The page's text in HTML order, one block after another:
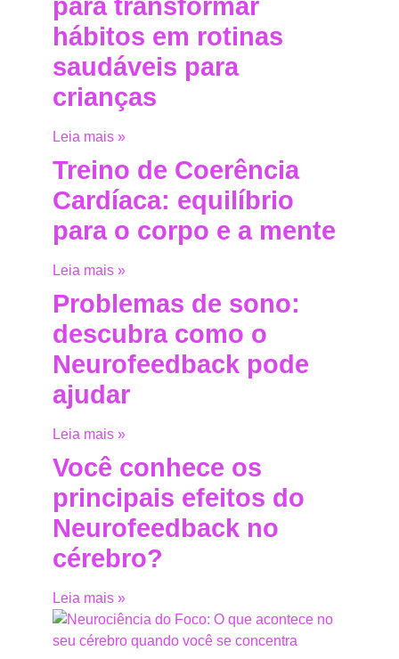
para transformar
hábitos em rotinas
saudáveis para
crianças
Leia mais »
Treino de Coerência
Cardíaca: equilíbrio
para o corpo e a mente
Leia mais »
Problemas de sono:
descubra como o
Neurofeedback pode
ajudar
Leia mais »
Você conhece os
principais efeitos do
Neurofeedback no
cérebro?
Leia mais »